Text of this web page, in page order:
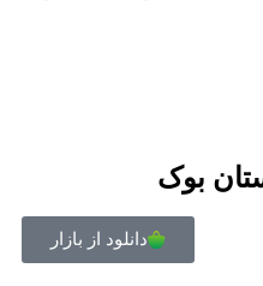
بوک
دانلود از بازار